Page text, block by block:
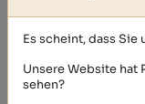
Es scheint, dass Sie
Unsere Website hat
sehen?